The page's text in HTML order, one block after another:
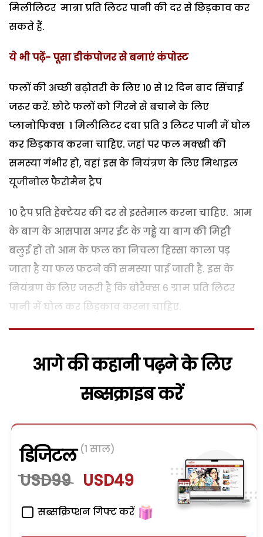
मिलीलिटर मात्रा प्रति लिटर पानी की दर से छिड़काव कर
सकते हैं.
ये भी पढ़ें- पूसा डीकंपोजर से बनाएं कंपोस्ट
फलों की अच्छी बढ़ोतरी के लिए 10 से 12 दिन बाद सिंचाई
जरूर करें. छोटे फलों को गिरने से बचाने के लिए
प्लानोफिक्स 1 मिलीलिटर दवा प्रति 3 लिटर पानी में घोल
कर छिड़काव करना चाहिए. जहां पर फल मक्खी की
समस्या गंभीर हो, वहां इस के नियंत्रण के लिए मिथाइल
यूजीनोल फैरोमैन ट्रैप
10 ट्रैप प्रति हेक्टेयर की दर से इस्तेमाल करना चाहिए. आम
के बाग के आसपास अगर ईंट के गड्ढे या बाग की मिट्टी
बलुई हो तो आम के फल का निचला हिस्सा काला पड़
जाता है या फल फटने की समस्या पाई जाती है. इस के
नियंत्रण के लिए जरूरी है कि बोरैक्स 6 ग्राम प्रति लिटर
पानी में घोल कर छिड़काव करना चाहिए.
आगे की कहानी पढ़ने के लिए
सब्सक्राइब करें
डिजिटल (1 साल)
USD99 USD49
सब्सक्रिप्शन गिफ्ट करें